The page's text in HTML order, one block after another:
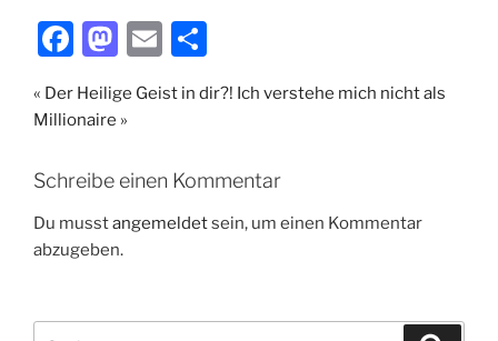
F
c
b
o
o
M
st
d
o
n
E
ai
ei
le
« Der Heilige Geist in dir?! Ich verstehe mich nicht als
Millionaire »
Schreibe einen Kommentar
Du musstangemeldetsein, um einen Kommentar
abzugeben.